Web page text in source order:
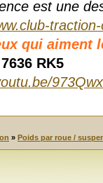
est une
qui aiment
7636 RK5
» Poids par roue /